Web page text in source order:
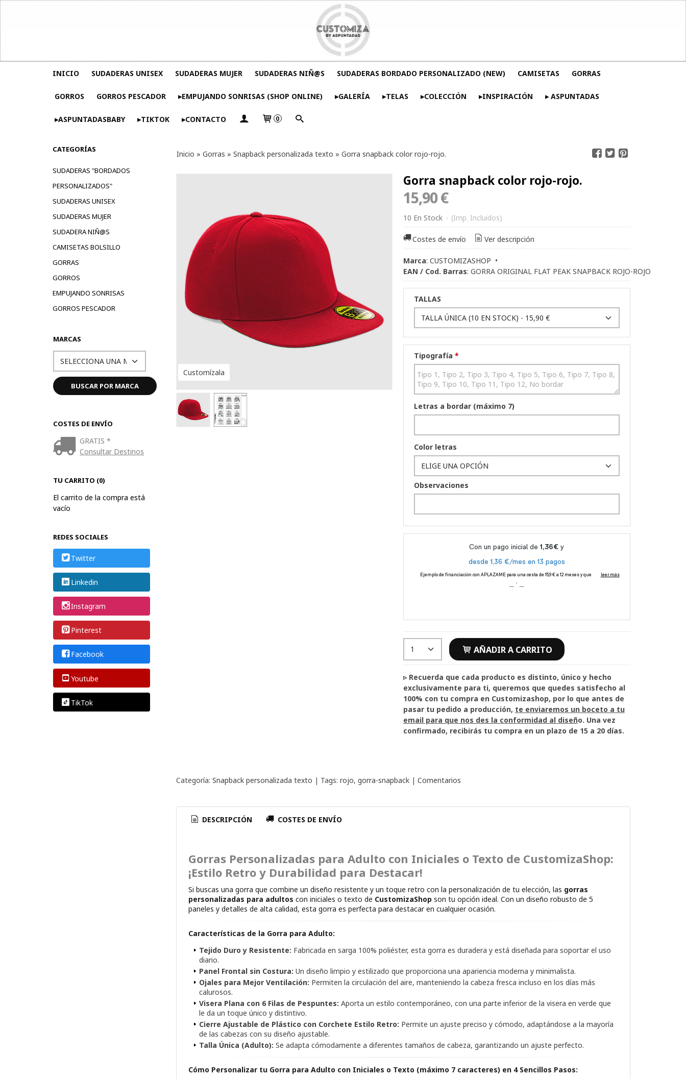
INICIO SUDADERAS UNISEX SUDADERAS MUJER SUDADERAS NIÑ@S SUDADERAS BORDADO PERSONALIZADO (NEW) CAMISETAS GORRAS
GORROS GORROS PESCADOR ▸EMPUJANDO SONRISAS (SHOP ONLINE) ▸GALERÍA ▸TELAS ▸COLECCIÓN ▸INSPIRACIÓN ▸ ASPUNTADAS
▸ASPUNTADASBABY ▸TIKTOK ▸CONTACTO 0
CATEGORÍAS
SUDADERAS "BORDADOS
PERSONALIZADOS"
SUDADERAS UNISEX
SUDADERAS MUJER
SUDADERA NIÑ@S
CAMISETAS BOLSILLO
GORRAS
GORROS
EMPUJANDO SONRISAS
GORROS PESCADOR
MARCAS
COSTES DE ENVÍO
GRATIS *
Consultar Destinos
TU CARRITO (0)
El carrito de la compra está
vacío
REDES SOCIALES
Twitter
Linkedin
Instagram
Pinterest
Facebook
Youtube
TikTok
Inicio » Gorras » Snapback personalizada texto » Gorra snapback color rojo-rojo.
Customízala
Gorra snapback color rojo-rojo.
15,90 €
10 En Stock - (Imp. Incluidos)
Costes de envío Ver descripción
Marca: CUSTOMIZASHOP •
EAN / Cod. Barras: GORRA ORIGINAL FLAT PEAK SNAPBACK ROJO-ROJO
TALLAS
Tipografía *
Letras a bordar (máximo 7)
Color letras
Observaciones
AÑADIR A CARRITO
▹ Recuerda que cada producto es distinto, único y hecho
exclusivamente para ti, queremos que quedes satisfecho al
100% con tu compra en Customizashop, por lo que antes de
pasar tu pedido a producción, te enviaremos un boceto a tu
email para que nos des la conformidad al diseño. Una vez
confirmado, recibirás tu compra en un plazo de 15 a 20 días.
Categoría: Snapback personalizada texto | Tags: rojo gorra-snapback | Comentarios
DESCRIPCIÓN COSTES DE ENVÍO
Gorras Personalizadas para Adulto con Iniciales o Texto de CustomizaShop:
¡Estilo Retro y Durabilidad para Destacar!
Si buscas una gorra que combine un diseño resistente y un toque retro con la personalización de tu elección, las gorras
personalizadas para adultos con iniciales o texto de CustomizaShop son tu opción ideal. Con un diseño robusto de 5
paneles y detalles de alta calidad, esta gorra es perfecta para destacar en cualquier ocasión.
Características de la Gorra para Adulto:
Tejido Duro y Resistente: Fabricada en sarga 100% poliéster, esta gorra es duradera y está diseñada para soportar el uso
diario.
Panel Frontal sin Costura: Un diseño limpio y estilizado que proporciona una apariencia moderna y minimalista.
Ojales para Mejor Ventilación: Permiten la circulación del aire, manteniendo la cabeza fresca incluso en los días más
calurosos.
Visera Plana con 6 Filas de Pespuntes: Aporta un estilo contemporáneo, con una parte inferior de la visera en verde que
le da un toque único y distintivo.
Cierre Ajustable de Plástico con Corchete Estilo Retro: Permite un ajuste preciso y cómodo, adaptándose a la mayoría
de las cabezas con su diseño ajustable.
Talla Única (Adulto): Se adapta cómodamente a diferentes tamaños de cabeza, garantizando un ajuste perfecto.
Cómo Personalizar tu Gorra para Adulto con Iniciales o Texto (máximo 7 caracteres) en 4 Sencillos Pasos: